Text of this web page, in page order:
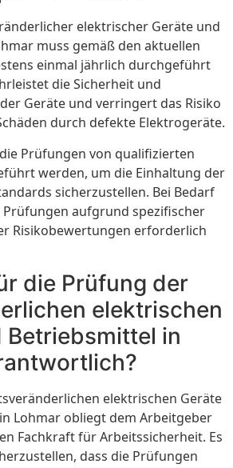
elektrischer Geräte und
muss gemäß den aktuellen
einmal jährlich durchgeführt
die Sicherheit und
Geräte und verringert das Risiko
durch defekte Elektrogeräte.
Prüfungen von qualifizierten
werden, um die Einhaltung der
sicherzustellen. Bei Bedarf
Prüfungen aufgrund spezifischer
Risikobewertungen erforderlich
die Prüfung der
elektrischen
Betriebsmittel in
elektrischen Geräte
Lohmar obliegt dem Arbeitgeber
Fachkraft für Arbeitssicherheit. Es
dass die Prüfungen